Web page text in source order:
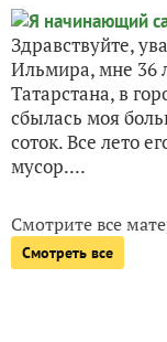
Здравствуйте,
Ильмира, мне 36
Татарстана, в
сбылась моя
соток. Все лето
мусор....
Смотрите все
Смотреть все